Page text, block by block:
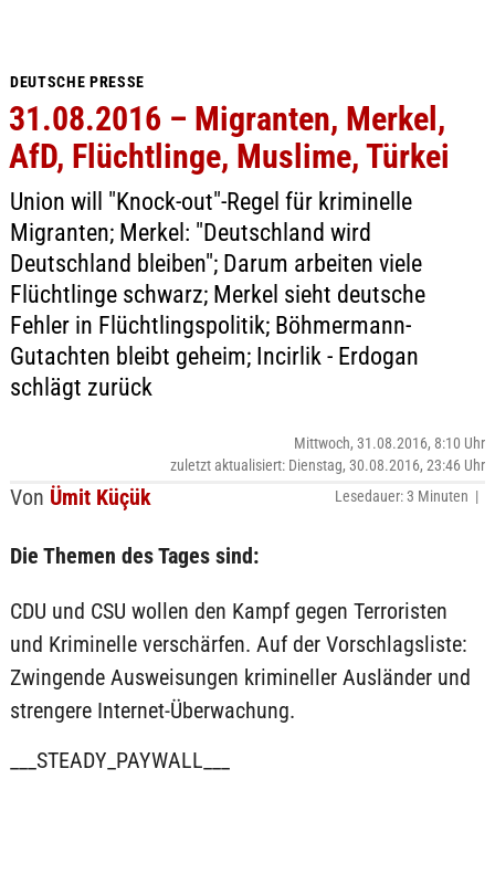
DEUTSCHE PRESSE
31.08.2016 – Migranten, Merkel,
AfD, Flüchtlinge, Muslime, Türkei
Union will "Knock-out"-Regel für kriminelle
Migranten; Merkel: "Deutschland wird
Deutschland bleiben"; Darum arbeiten viele
Flüchtlinge schwarz; Merkel sieht deutsche
Fehler in Flüchtlingspolitik; Böhmermann-
Gutachten bleibt geheim; Incirlik - Erdogan
schlägt zurück
Von Ümit Küçük
Mittwoch, 31.08.2016, 8:10 Uhr
zuletzt aktualisiert: Dienstag, 30.08.2016, 23:46 Uhr
Lesedauer: 3 Minuten |
Die Themen des Tages sind:
CDU und CSU wollen den Kampf gegen Terroristen
und Kriminelle verschärfen. Auf der Vorschlagsliste:
Zwingende Ausweisungen krimineller Ausländer und
strengere Internet-Überwachung.
___STEADY_PAYWALL___